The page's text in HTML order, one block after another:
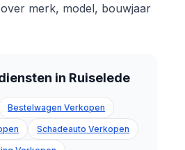
merk, model, bouwjaar
in Ruiselede
Bestelwagen Verkopen
Schadeauto Verkopen